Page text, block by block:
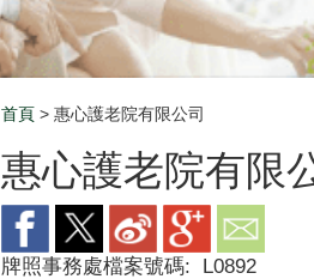
Breadcrumb
首頁 > 惠心護老院有限公司
惠心護老院有限
牌照事務處檔案號碼: L0892